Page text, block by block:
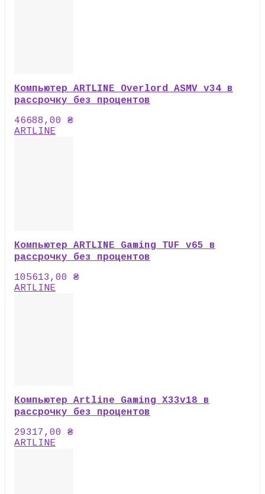
Компьютер ARTLINE Overlord ASMV v34 в
рассрочку без процентов
46688,00 ₴
ARTLINE
Компьютер ARTLINE Gaming TUF v65 в
рассрочку без процентов
105613,00 ₴
ARTLINE
Компьютер Artline Gaming X33v18 в
рассрочку без процентов
29317,00 ₴
ARTLINE